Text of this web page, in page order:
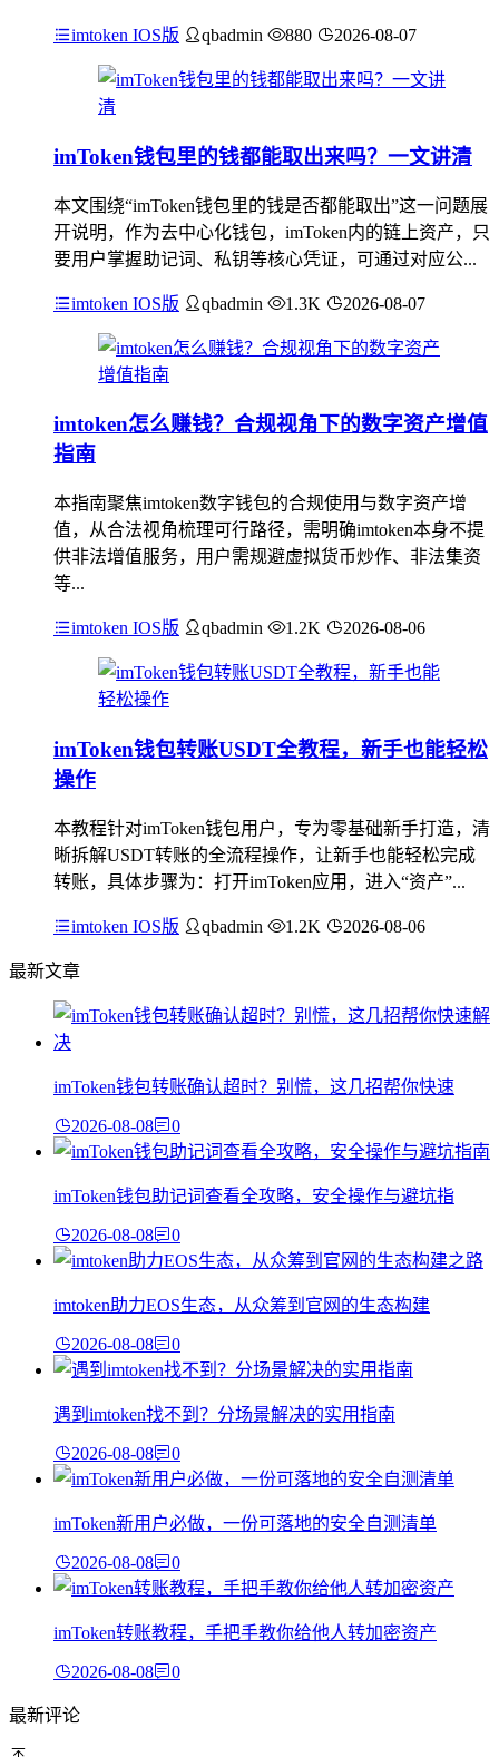
imtoken IOS版 qbadmin 880 2026-08-07
imToken钱包里的钱都能取出来吗？一文讲清
本文围绕“imToken钱包里的钱是否都能取出”这一问题展
开说明，作为去中心化钱包，imToken内的链上资产，只
要用户掌握助记词、私钥等核心凭证，可通过对应公...
imtoken IOS版 qbadmin 1.3K 2026-08-07
imtoken怎么赚钱？合规视角下的数字资产增值
指南
本指南聚焦imtoken数字钱包的合规使用与数字资产增
值，从合法视角梳理可行路径，需明确imtoken本身不提
供非法增值服务，用户需规避虚拟货币炒作、非法集资
等...
imtoken IOS版 qbadmin 1.2K 2026-08-06
imToken钱包转账USDT全教程，新手也能轻松
操作
本教程针对imToken钱包用户，专为零基础新手打造，清
晰拆解USDT转账的全流程操作，让新手也能轻松完成
转账，具体步骤为：打开imToken应用，进入“资产”...
imtoken IOS版 qbadmin 1.2K 2026-08-06
最新文章
imToken钱包转账确认超时？别慌，这几招帮你快速
2026-08-08 0
imToken钱包助记词查看全攻略，安全操作与避坑指
2026-08-08 0
imtoken助力EOS生态，从众筹到官网的生态构建
2026-08-08 0
遇到imtoken找不到？分场景解决的实用指南
2026-08-08 0
imToken新用户必做，一份可落地的安全自测清单
2026-08-08 0
imToken转账教程，手把手教你给他人转加密资产
2026-08-08 0
最新评论